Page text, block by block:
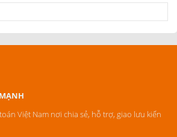
Việt Nam nơi chia sẻ, hỗ trợ, giao lưu kiến